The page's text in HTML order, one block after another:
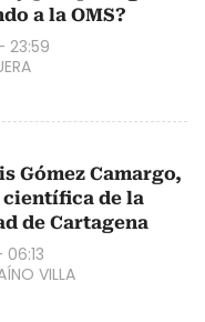
a la OMS?
23:59
Gómez Camargo,
científica de la
de Cartagena
VILLA